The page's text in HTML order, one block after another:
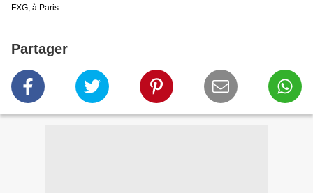
FXG, à Paris
Partager